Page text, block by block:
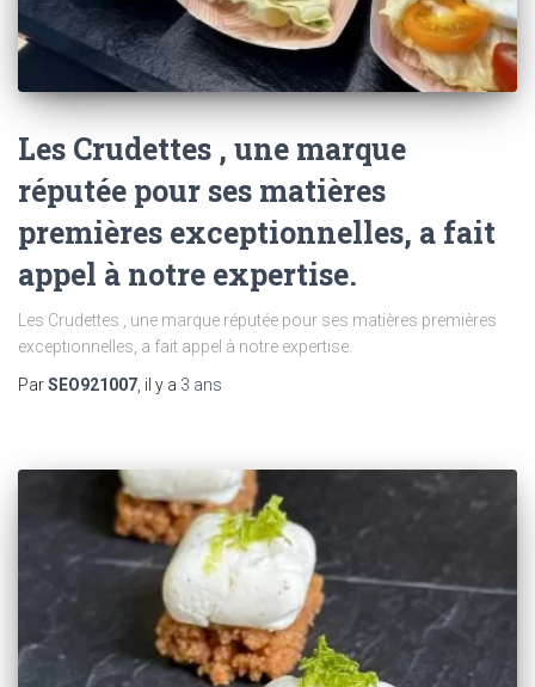
Les Crudettes , une marque
réputée pour ses matières
premières exceptionnelles, a fait
appel à notre expertise.
Les Crudettes , une marque réputée pour ses matières premières
exceptionnelles, a fait appel à notre expertise.
ParSEO921007 , il y a 3 ans